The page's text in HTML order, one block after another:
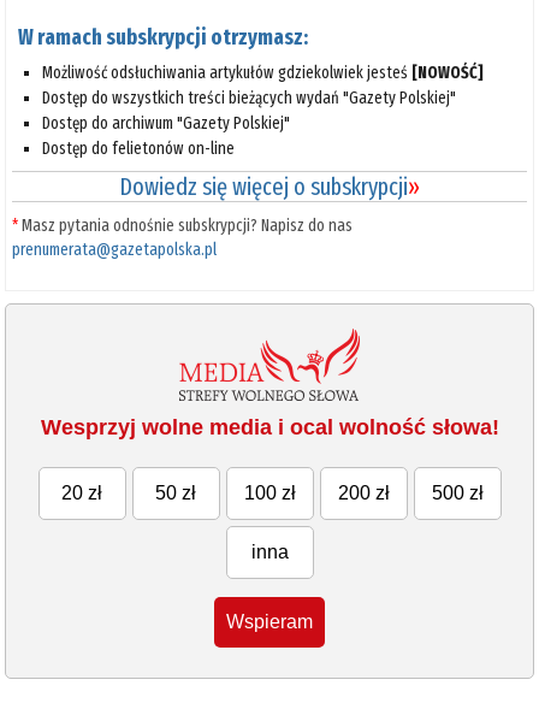
W ramach subskrypcji otrzymasz:
Możliwość odsłuchiwania artykułów gdziekolwiek jesteś [NOWOŚĆ]
Dostęp do wszystkich treści bieżących wydań "Gazety Polskiej"
Dostęp do archiwum "Gazety Polskiej"
Dostęp do felietonów on-line
Dowiedz się więcej o subskrypcji»
*Masz pytania odnośnie subskrypcji? Napisz do nas
prenumerata@gazetapolska.pl
Wesprzyj wolne media i ocal wolność słowa!
20 zł 50 zł 100 zł 200 zł 500 zł
inna
Wspieram